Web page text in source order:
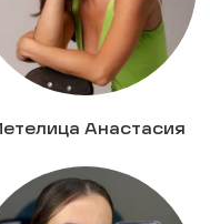
Анастасия